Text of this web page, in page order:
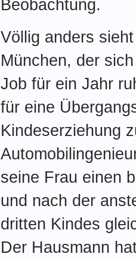
Beobachtung.
Völlig anders
München, der
Job für ein Jahr
für eine
Kindeserziehung
seine Frau einen
und nach der
dritten Kindes
Der Hausmann